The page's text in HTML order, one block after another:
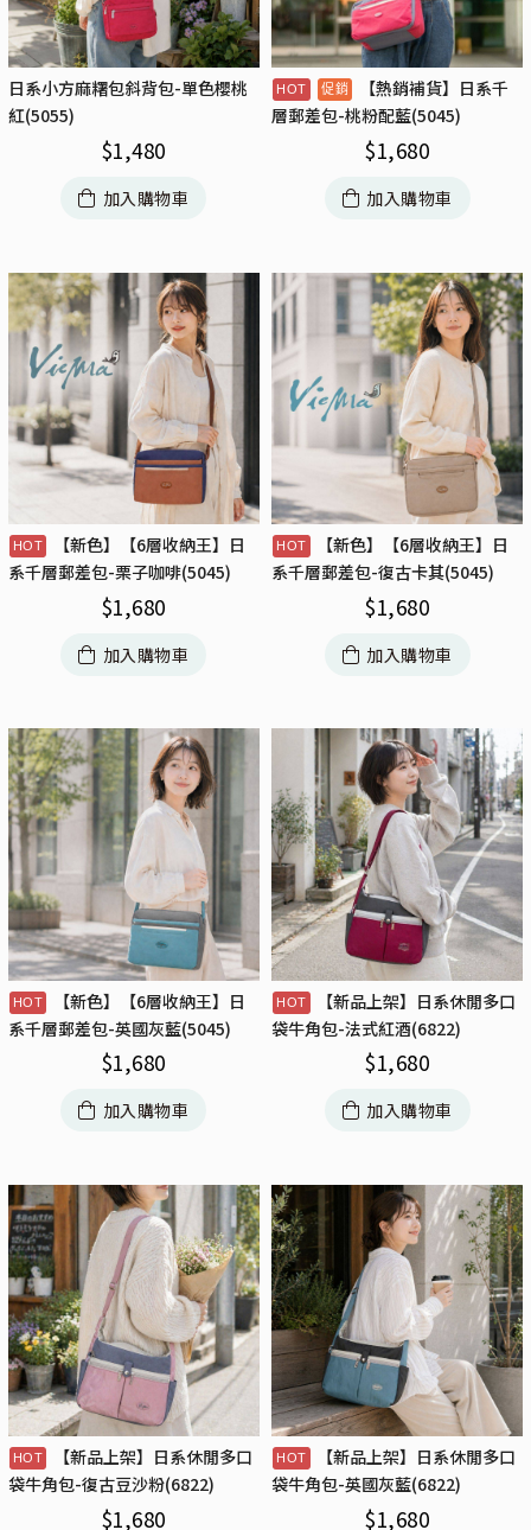
日系小方麻糬包斜背包-單色櫻桃
紅(5055)
$1,480
加入購物車
【熱銷補貨】日系千
層郵差包-桃粉配藍(5045)
$1,680
加入購物車
【新色】【6層收納王】日
系千層郵差包-栗子咖啡(5045)
$1,680
加入購物車
【新色】【6層收納王】日
系千層郵差包-復古卡其(5045)
$1,680
加入購物車
【新色】【6層收納王】日
系千層郵差包-英國灰藍(5045)
$1,680
加入購物車
【新品上架】日系休閒多口
袋牛角包-法式紅酒(6822)
$1,680
加入購物車
【新品上架】日系休閒多口
袋牛角包-復古豆沙粉(6822)
$1,680
【新品上架】日系休閒多口
袋牛角包-英國灰藍(6822)
$1,680